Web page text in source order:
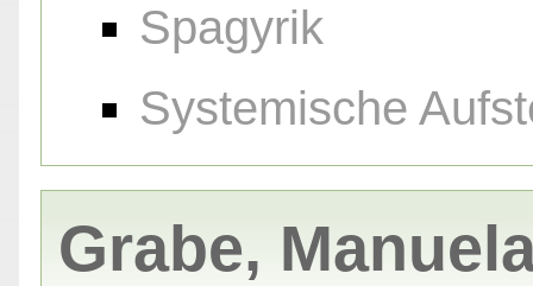
Spagyrik
Systemische
Grabe,